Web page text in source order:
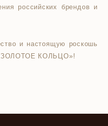
российских брендов и
и настоящую роскошь
КОЛЬЦО»!